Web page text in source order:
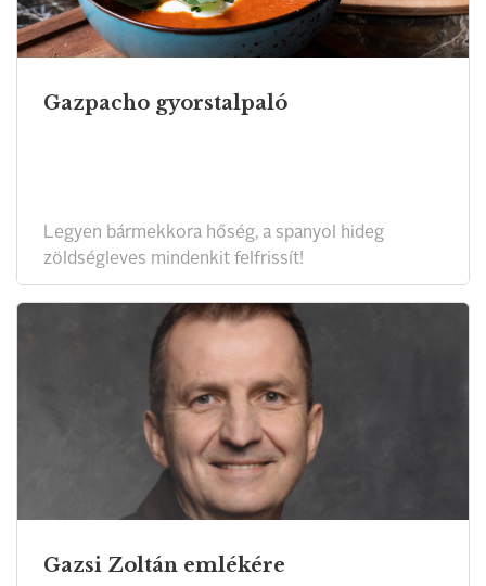
Gazpacho gyorstalpaló
Legyen bármekkora hőség, a spanyol hideg
zöldségleves mindenkit felfrissít!
Gazsi Zoltán emlékére